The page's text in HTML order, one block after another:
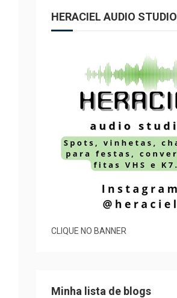
HERACIEL AUDIO STUDIO
CLIQUE NO BANNER
Minha lista de blogs